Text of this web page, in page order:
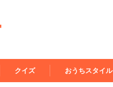
クイズ おうちスタイル